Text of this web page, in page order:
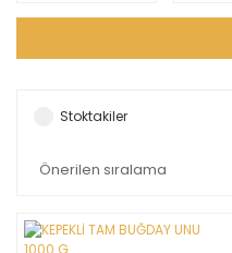
Stoktakiler